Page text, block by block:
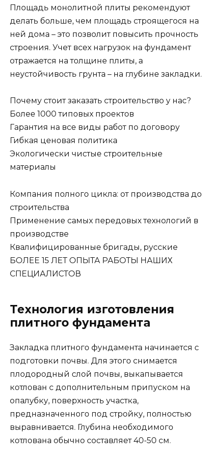
Площадь монолитной плиты рекомендуют
делать больше, чем площадь строящегося на
ней дома – это позволит повысить прочность
строения. Учет всех нагрузок на фундамент
отражается на толщине плиты, а
неустойчивость грунта – на глубине закладки.
Почему стоит заказать строительство у нас?
Более 1000 типовых проектов
Гарантия на все виды работ по договору
Гибкая ценовая политика
Экологически чистые строительные
материалы
Компания полного цикла: от производства до
строительства
Применение самых передовых технологий в
производстве
Квалифицированные бригады, русские
БОЛЕЕ 15 ЛЕТ ОПЫТА РАБОТЫ НАШИХ
СПЕЦИАЛИСТОВ
Технология изготовления
плитного фундамента
Закладка плитного фундамента начинается с
подготовки почвы. Для этого снимается
плодородный слой почвы, выкапывается
котлован с дополнительным припуском на
опалубку, поверхность участка,
предназначенного под стройку, полностью
выравнивается. Глубина необходимого
котлована обычно составляет 40-50 см.